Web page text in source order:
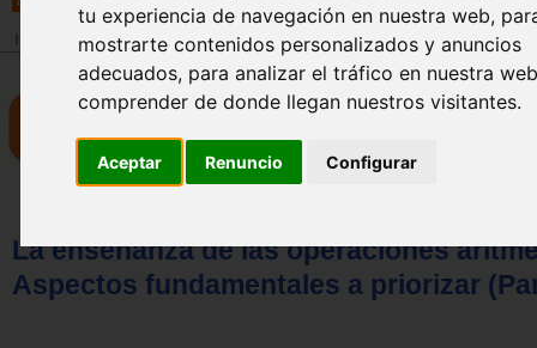
tu experiencia de navegación en nuestra web,
mostrarte contenidos personalizados y anuncios
adecuados, para analizar el tráfico en nuestra
comprender de donde llegan nuestros visitantes.
Aceptar Renuncio Configurar
Revista
La enseñanza de las operaciones
Aspectos fundamentales a priorizar